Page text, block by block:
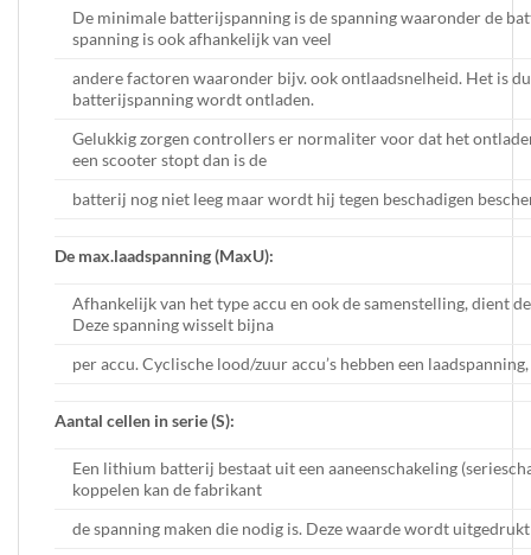
De minimale batterijspanning is de spanning waaronder de
spanning is ook afhankelijk van veel
andere factoren waaronder bijv. ook ontlaadsnelheid. Het is
batterijspanning wordt ontladen.
Gelukkig zorgen controllers er normaliter voor dat het
een scooter stopt dan is de
batterij nog niet leeg maar wordt hij tegen beschadigen
De max.laadspanning (MaxU):
Afhankelijk van het type accu en ook de samenstelling, dient
Deze spanning wisselt bijna
per accu. Cyclische lood/zuur accu’s hebben een
Aantal cellen in serie (S):
Een lithium batterij bestaat uit een aaneenschakeling
koppelen kan de fabrikant
de spanning maken die nodig is. Deze waarde wordt uitgedrukt